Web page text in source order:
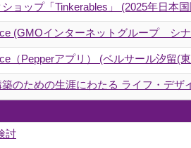
ョップ「Tinkerables」 (2025年日本
(GMOインターネットグループ シ
（Pepperアプリ） (ベルサール汐留(
のための生涯にわたる ライフ・デ
討